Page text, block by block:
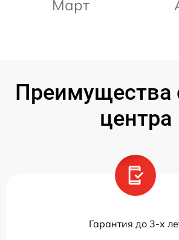
Март
Преимущества
центра
Гарантия до 3-х